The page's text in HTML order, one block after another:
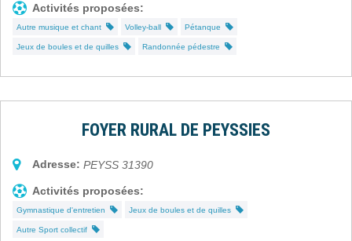
Activités proposées:
Autre musique et chant Volley-ball Pétanque
Jeux de boules et de quilles Randonnée pédestre
FOYER RURAL DE PEYSSIES
Adresse: PEYSS 31390
Activités proposées:
Gymnastique d'entretien Jeux de boules et de quilles
Autre Sport collectif